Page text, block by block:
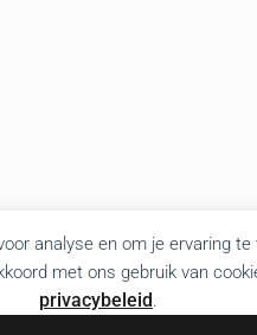
analyse en om je ervaring
met ons gebruik van
privacybeleid.